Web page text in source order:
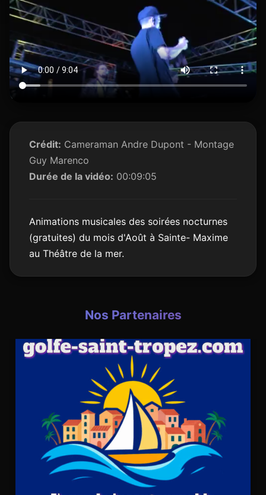
Crédit: Cameraman Andre Dupont - Montage
Guy Marenco
Durée de la vidéo: 00:09:05
Animations musicales des soirées nocturnes
(gratuites) du mois d'Août à Sainte- Maxime
au Théâtre de la mer.
Nos Partenaires